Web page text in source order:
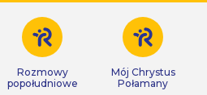
Rozmowy
popołudniowe
Mój Chrystus
Połamany